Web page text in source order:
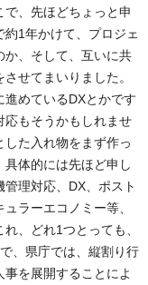
、先ほどちょっと申
約1年かけて、プロジェ
か、そして、互いに共
せてまいりました。
めているDXとかです
応もそうかもしれませ
た入れ物をまず作っ
体的には先ほど申し
理対応、DX、ポスト
ラーエコノミー等、
、どれ1つとっても、
、県庁では、縦割り行
を展開することによ